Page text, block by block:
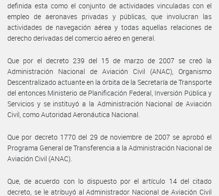
definida esta como el conjunto de actividades vinculadas con el
empleo de aeronaves privadas y públicas, que involucran las
actividades de navegación aérea y todas aquellas relaciones de
derecho derivadas del comercio aéreo en general.
Que por el decreto 239 del 15 de marzo de 2007 se creó la
Administración Nacional de Aviación Civil (ANAC), Organismo
Descentralizado actuante en la órbita de la Secretaría de Transporte
del entonces Ministerio de Planificación Federal, Inversión Pública y
Servicios y se instituyó a la Administración Nacional de Aviación
Civil, como Autoridad Aeronáutica Nacional.
Que por decreto 1770 del 29 de noviembre de 2007 se aprobó el
Programa General de Transferencia a la Administración Nacional de
Aviación Civil (ANAC).
Que, de acuerdo con lo dispuesto por el artículo 14 del citado
decreto, se le atribuyó al Administrador Nacional de Aviación Civil